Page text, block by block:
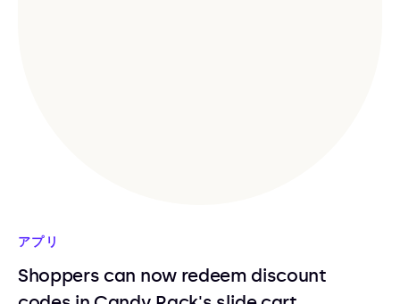
アプリ
Shoppers can now redeem discount